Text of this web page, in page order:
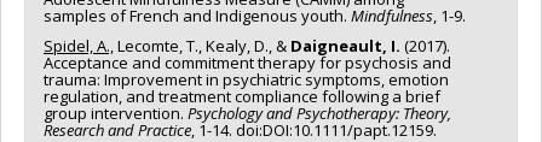
samples of French and Indigenous youth. Mindfulness , 1-9.
Spidel, A., Lecomte, T., Kealy, D., & Daigneault, I. (2017).
Acceptance and commitment therapy for psychosis and
trauma: Improvement in psychiatric symptoms, emotion
regulation, and treatment compliance following a brief
group intervention. Psychology and Psychotherapy: Theory,
Research and Practice , 1-14. doi:DOI:10.1111/papt.12159.